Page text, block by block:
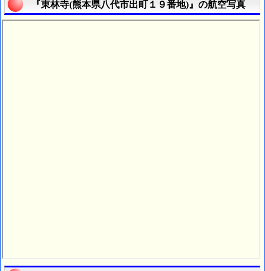
『東林寺(熊本県八代市出町１９番地)』の航空写真